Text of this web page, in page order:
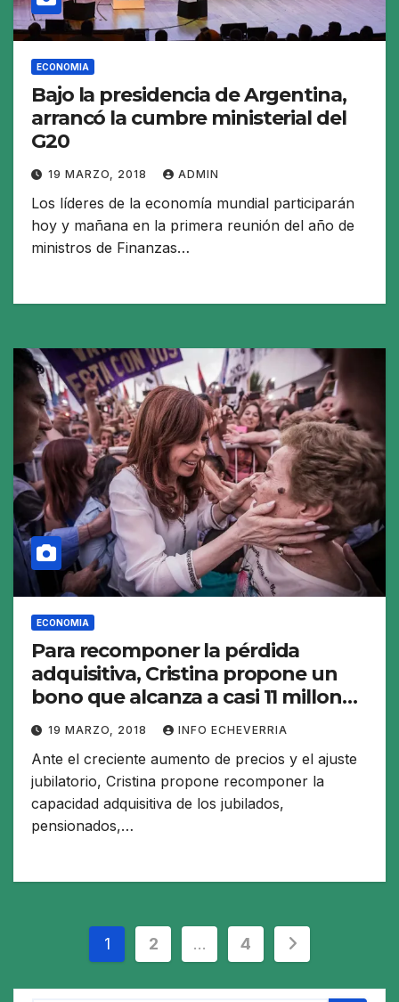
ECONOMIA
Bajo la presidencia de Argentina,
arrancó la cumbre ministerial del
G20
19 MARZO, 2018 ADMIN
Los líderes de la economía mundial participarán
hoy y mañana en la primera reunión del año de
ministros de Finanzas…
ECONOMIA
Para recomponer la pérdida
adquisitiva, Cristina propone un
bono que alcanza a casi 11 millones
de ciudadanos
19 MARZO, 2018 INFO ECHEVERRIA
Ante el creciente aumento de precios y el ajuste
jubilatorio, Cristina propone recomponer la
capacidad adquisitiva de los jubilados,
pensionados,…
Paginación
de
1 2 … 4